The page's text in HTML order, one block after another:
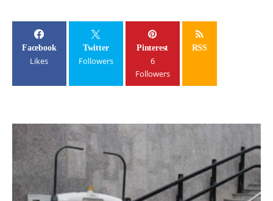
Facebook
Likes
Twitter
Followers
Pinterest
6
Followers
RSS